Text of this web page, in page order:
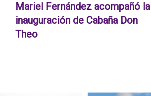
Mariel Fernández acompañó la
inauguración de Cabaña Don
Theo